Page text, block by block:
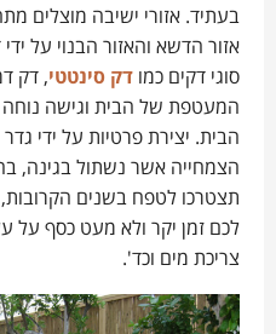
בעתיד. אזורי ישיבה מוצלים
אזור הדשא והאזור הבנוי על
סוגי דקים כמו דק סינטטי, דק
המעטפת של הבית וגישה נוחה
הבית. יצירת פרטיות על ידי גדר
הצמחייה אשר נשתול בגינה,
תצטרכו לטפח בשנים הקרובות,
לכם זמן יקר ולא מעט כסף על
צריכת מים וכד'.